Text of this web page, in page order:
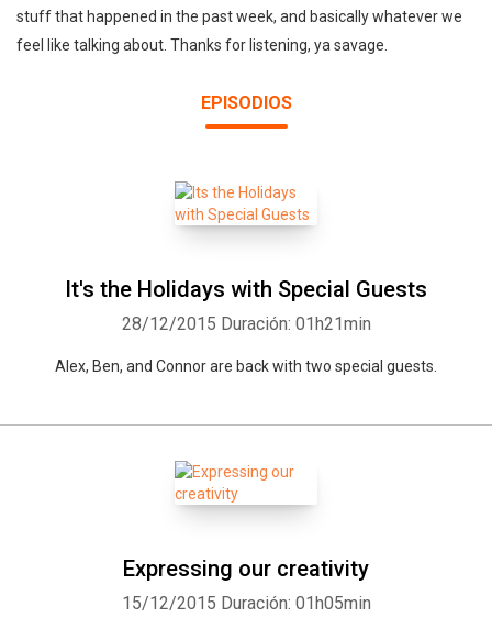
stuff that happened in the past week, and basically whatever we
feel like talking about. Thanks for listening, ya savage.
EPISODIOS
It's the Holidays with Special Guests
28/12/2015 Duración: 01h21min
Alex, Ben, and Connor are back with two special guests.
Expressing our creativity
15/12/2015 Duración: 01h05min